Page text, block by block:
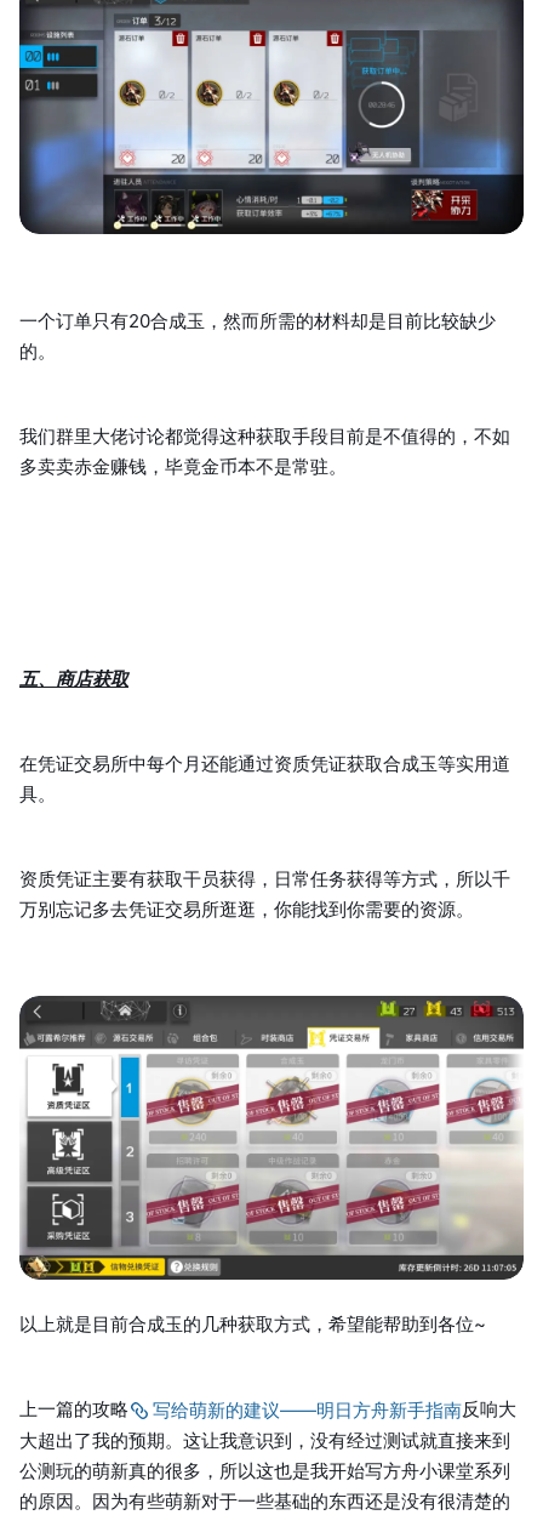
一个订单只有20合成玉，然而所需的材料却是目前比较缺少
的。
我们群里大佬讨论都觉得这种获取手段目前是不值得的，不如
多卖卖赤金赚钱，毕竟金币本不是常驻。
五、商店获取
在凭证交易所中每个月还能通过资质凭证获取合成玉等实用道
具。
资质凭证主要有获取干员获得，日常任务获得等方式，所以千
万别忘记多去凭证交易所逛逛，你能找到你需要的资源。
以上就是目前合成玉的几种获取方式，希望能帮助到各位~
上一篇的攻略 写给萌新的建议——明日方舟新手指南反响大
大超出了我的预期。这让我意识到，没有经过测试就直接来到
公测玩的萌新真的很多，所以这也是我开始写方舟小课堂系列
的原因。因为有些萌新对于一些基础的东西还是没有很清楚的